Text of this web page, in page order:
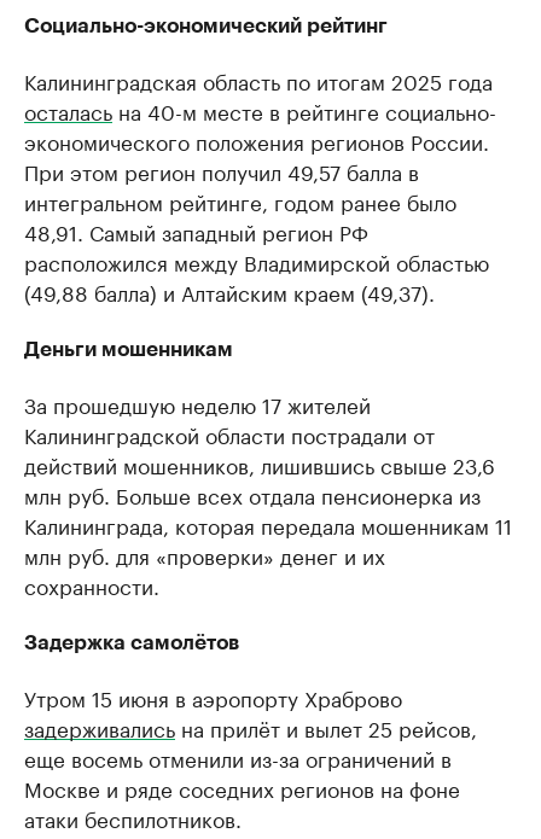
Социально-экономический рейтинг
Калининградская область по итогам 2025 года
осталась на 40-м месте в рейтинге социально-
экономического положения регионов России.
При этом регион получил 49,57 балла в
интегральном рейтинге, годом ранее было
48,91. Самый западный регион РФ
расположился между Владимирской областью
(49,88 балла) и Алтайским краем (49,37).
Деньги мошенникам
За прошедшую неделю 17 жителей
Калининградской области пострадали от
действий мошенников, лишившись свыше 23,6
млн руб. Больше всех отдала пенсионерка из
Калининграда, которая передала мошенникам 11
млн руб. для «проверки» денег и их
сохранности.
Задержка самолётов
Утром 15 июня в аэропорту Храброво
задерживались на прилёт и вылет 25 рейсов,
еще восемь отменили из-за ограничений в
Москве и ряде соседних регионов на фоне
атаки беспилотников.